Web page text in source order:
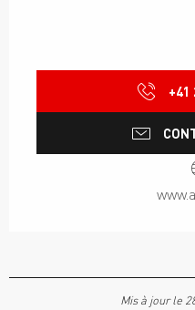
+41
Mis à jour le